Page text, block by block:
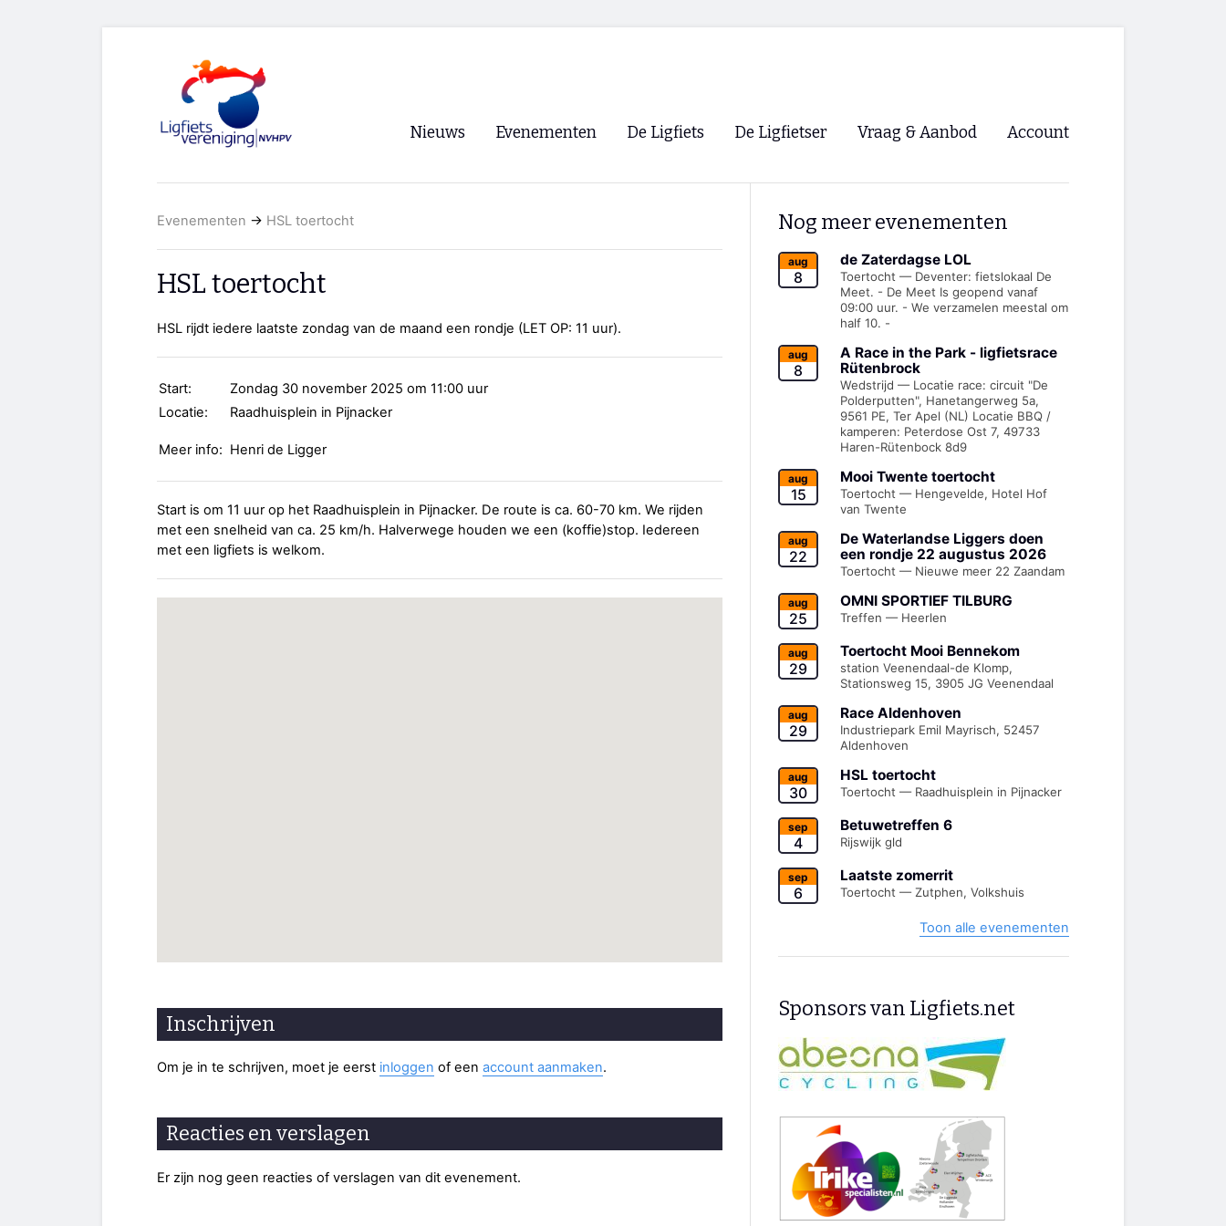
Nieuws Evenementen
WK Ligfietsen 2026
De Ligfiets De Ligfietser
Ligfietsvereninging NVHPV
Lokale Fietsverenigingen
EHPVA & EuSupino 🡺
Forum ligfietsers.nl 🡺
Vraag & Aanbod Account
Registreren
Evenementen → HSL toertocht
HSL toertocht
HSL rijdt iedere laatste zondag van de maand een rondje (LET OP: 11 uur).
Start:
Zondag 30 november 2025 om 11:00 uur
Locatie:
Raadhuisplein in Pijnacker
Meer info: Henri de Ligger
Start is om 11 uur op het Raadhuisplein in Pijnacker. De route is ca. 60-70 km. We rijden
met een snelheid van ca. 25 km/h. Halverwege houden we een (koffie)stop. Iedereen
met een ligfiets is welkom.
Inschrijven
Om je in te schrijven, moet je eerst inloggen of een account aanmaken.
Reacties en verslagen
Er zijn nog geen reacties of verslagen van dit evenement.
Nog meer evenementen
aug
8
de Zaterdagse LOL
Toertocht — Deventer: fietslokaal De
Meet. - De Meet Is geopend vanaf
09:00 uur. - We verzamelen meestal om
half 10. -
aug
8
A Race in the Park - ligfietsrace
Rütenbrock
Wedstrijd — Locatie race: circuit "De
Polderputten", Hanetangerweg 5a,
9561 PE, Ter Apel (NL) Locatie BBQ /
kamperen: Peterdose Ost 7, 49733
Haren-Rütenbock 8d9
aug
15
Mooi Twente toertocht
Toertocht — Hengevelde, Hotel Hof
van Twente
aug
22
De Waterlandse Liggers doen
een rondje 22 augustus 2026
Toertocht — Nieuwe meer 22 Zaandam
aug
25
OMNI SPORTIEF TILBURG
Treffen — Heerlen
aug
29
Toertocht Mooi Bennekom
station Veenendaal-de Klomp,
Stationsweg 15, 3905 JG Veenendaal
aug
29
Race Aldenhoven
Industriepark Emil Mayrisch, 52457
Aldenhoven
aug
30
HSL toertocht
Toertocht — Raadhuisplein in Pijnacker
sep
4
Betuwetreffen 6
Rijswijk gld
sep
6
Laatste zomerrit
Toertocht — Zutphen, Volkshuis
Toon alle evenementen
Sponsors van Ligfiets.net